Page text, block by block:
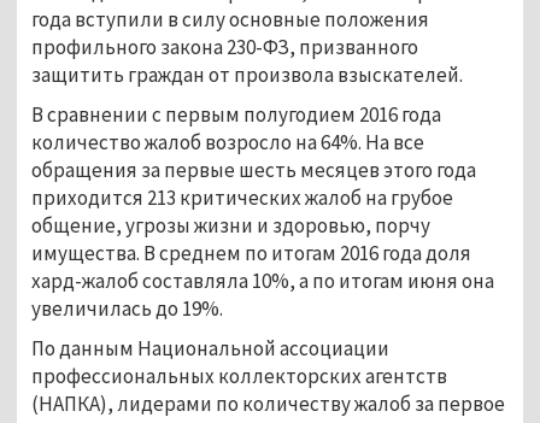
года вступили в силу основные положения
профильного закона 230-ФЗ, призванного
защитить граждан от произвола взыскателей.
В сравнении с первым полугодием 2016 года
количество жалоб возросло на 64%. На все
обращения за первые шесть месяцев этого года
приходится 213 критических жалоб на грубое
общение, угрозы жизни и здоровью, порчу
имущества. В среднем по итогам 2016 года доля
хард-жалоб составляла 10%, а по итогам июня она
увеличилась до 19%.
По данным Национальной ассоциации
профессиональных коллекторских агентств
(НАПКА), лидерами по количеству жалоб за первое